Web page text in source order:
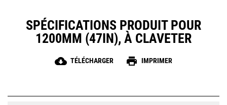
SPÉCIFICATIONS PRODUIT POUR
1200MM (47IN), À CLAVETER
cloud_download TÉLÉCHARGER print IMPRIMER